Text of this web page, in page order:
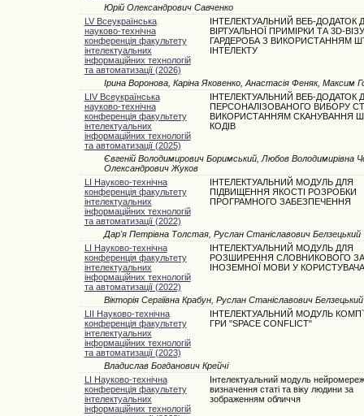
Юрій Олександрович Савченко
LV Всеукраїнська
науково-технічна
конференція факультету
інтелектуальних
інформаційних технологій
та автоматизації (2026)
ІНТЕЛЕКТУАЛЬНИЙ ВЕБ-ДОДАТОК
ВІРТУАЛЬНОЇ ПРИМІРКИ ТА 3D-
ГАРДЕРОБА З ВИКОРИСТАННЯМ
ІНТЕЛЕКТУ
Ірина Воронова, Каріна Яковенко, Анастасія Феняк, Максим
LIV Всеукраїнська
науково-технічна
конференція факультету
інтелектуальних
інформаційних технологій
та автоматизації (2025)
ІНТЕЛЕКТУАЛЬНИЙ ВЕБ-ДОДАТОК
ПЕРСОНАЛІЗОВАНОГО ВИБОРУ
ВИКОРИСТАННЯМ СКАНУВАННЯ
КОДІВ
Євгеній Володимирович Боримський, Любов Володимирівна
Олександрович Жуков
LI Науково-технічна
конференція факультету
інтелектуальних
інформаційних технологій
та автоматизації (2022)
ІНТЕЛЕКТУАЛЬНИЙ МОДУЛЬ ДЛЯ
ПІДВИЩЕННЯ ЯКОСТІ РОЗРОБКИ
ПРОГРАМНОГО ЗАБЕЗПЕЧЕННЯ
Дар'я Петрівна Толстая, Руслан Станіславович Белзецький
LI Науково-технічна
конференція факультету
інтелектуальних
інформаційних технологій
та автоматизації (2022)
ІНТЕЛЕКТУАЛЬНИЙ МОДУЛЬ ДЛЯ
РОЗШИРЕННЯ СЛОВНИКОВОГО
ІНОЗЕМНОЇ МОВИ У КОРИСТУВАЧА
Вікторія Сергіївна Крабун, Руслан Станіславович Белзецький
LII Науково-технічна
конференція факультету
інтелектуальних
інформаційних технологій
та автоматизації (2023)
ІНТЕЛЕКТУАЛЬНИЙ МОДУЛЬ
ГРИ "SPACE CONFLICT"
Владислав Богданович Крейчі
LI Науково-технічна
конференція факультету
інтелектуальних
інформаційних технологій
Інтелектуальний модуль
визначення статі та віку людини за
зображенням обличчя